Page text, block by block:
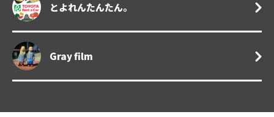
とよれんたんたん。
Gray film